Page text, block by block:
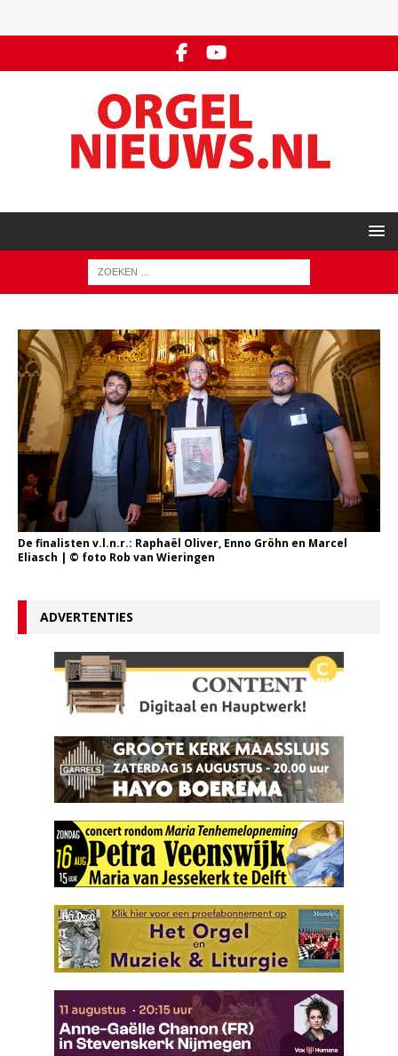
De finalisten v.l.n.r.: Raphaël Oliver, Enno Gröhn en Marcel
Eliasch | © foto Rob van Wieringen
ADVERTENTIES